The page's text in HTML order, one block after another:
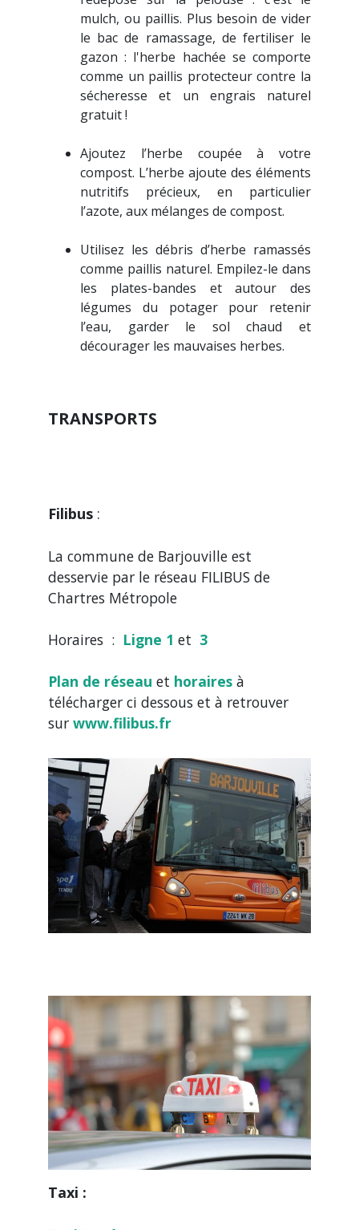
mulch, ou paillis. Plus besoin de vider
le bac de ramassage, de fertiliser le
gazon : l'herbe hachée se comporte
comme un paillis protecteur contre la
sécheresse et un engrais naturel
gratuit !
Ajoutez l’herbe coupée à votre
compost. L’herbe ajoute des éléments
nutritifs précieux, en particulier
l’azote, aux mélanges de compost.
Utilisez les débris d’herbe ramassés
comme paillis naturel. Empilez-le dans
les plates-bandes et autour des
légumes du potager pour retenir
l’eau, garder le sol chaud et
décourager les mauvaises herbes.
TRANSPORTS
Filibus :
La commune de Barjouville est
desservie par le réseau FILIBUS de
Chartres Métropole
Horaires : Ligne 1 et 3
Plan de réseau et horaires à
télécharger ci dessous et à retrouver
sur www.filibus.fr
Taxi :